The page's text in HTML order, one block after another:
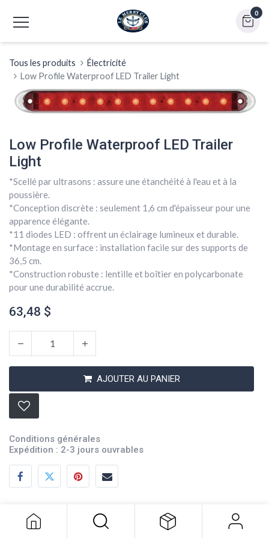
0
Tous les produits
Électricité
Low Profile Waterproof LED Trailer Light
Low Profile Waterproof LED Trailer
Light
*Scellé par ultrasons : assure une étanchéité à l'eau et à la
poussière.
*Conception discrète : seulement 1,6 cm d'épaisseur pour une
apparence élégante.
*11 diodes LED : offrent un éclairage lumineux et durable.
*Montage en surface : installation facile sur des supports de
36,5 cm.
*Construction robuste : lentille et boîtier en polycarbonate
pour une durabilité accrue.
63,48 $
AJOUTER AU PANIER
Conditions générales
Expédition : 2-3 jours ouvrables
Description
Low Profile Waterproof LED Trailer
Light